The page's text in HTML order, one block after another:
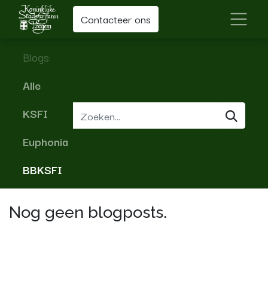
Contacteer ons
Blogs:
Alle
KSFI
Euphonia
BBKSFI
Nog geen blogposts.